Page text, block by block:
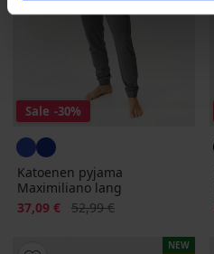
Sale -30%
Katoenen pyjama
Maximiliano lang
Korting
37,09 € Oorspronkelijke prijs
52,99 €
NEW